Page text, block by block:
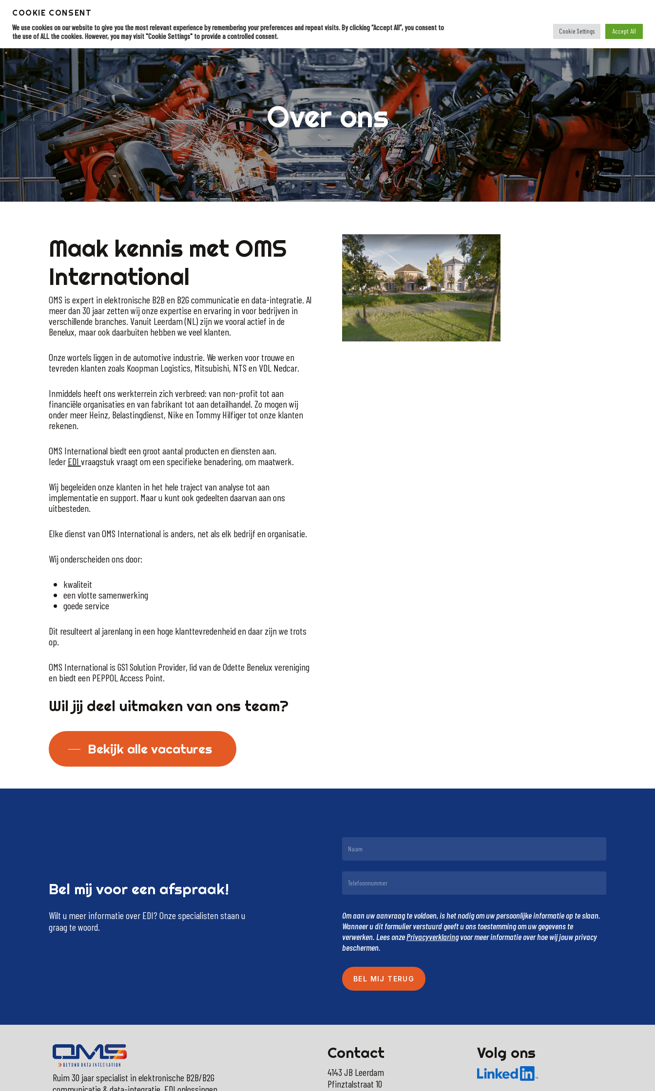
main
content
Over ons
Maak kennis met OMS
International
OMS is expert in elektronische B2B en B2G communicatie en data-integratie. Al
meer dan 30 jaar zetten wij onze expertise en ervaring in voor bedrijven in
verschillende branches. Vanuit Leerdam (NL) zijn we vooral actief in de
Benelux, maar ook daarbuiten hebben we veel klanten.
Onze wortels liggen in de automotive industrie. We werken voor trouwe en
tevreden klanten zoals Koopman Logistics, Mitsubishi, NTS en VDL Nedcar.
Inmiddels heeft ons werkterrein zich verbreed: van non-profit tot aan
financiële organisaties en van fabrikant tot aan detailhandel. Zo mogen wij
onder meer Heinz, Belastingdienst, Nike en Tommy Hilfiger tot onze klanten
rekenen.
OMS International biedt een groot aantal producten en diensten aan.
Ieder EDI vraagstuk vraagt om een specifieke benadering, om maatwerk.
Wij begeleiden onze klanten in het hele traject van analyse tot aan
implementatie en support. Maar u kunt ook gedeelten daarvan aan ons
uitbesteden.
Elke dienst van OMS International is anders, net als elk bedrijf en organisatie.
Wij onderscheiden ons door:
kwaliteit
een vlotte samenwerking
goede service
Dit resulteert al jarenlang in een hoge klanttevredenheid en daar zijn we trots
op.
OMS International is GS1 Solution Provider, lid van de Odette Benelux vereniging
en biedt een PEPPOL Access Point.
Wil jij deel uitmaken van ons team?
Bekijk alle vacatures
Bel mij voor een afspraak!
Wilt u meer informatieover EDI? Onzespecialistenstaanu
graag tewoord.
Om aan uw aanvraag te voldoen, is het nodig om uw persoonlijke informatie op te slaan.
Wanneer u dit formulier verstuurd geeft u ons toestemming om uw gegevens te
verwerken. Lees onzePrivacyverklaringvoor meer informatie over hoe wij jouw privacy
beschermen.
Ruim 30 jaar specialist in elektronische B2B/B2G
Contact
4143 JB Leerdam
Pfinztalstraat 10
Volg ons
COOKIE CONSENT
We use cookies on our website to give you the most relevant experience by remembering your preferences and repeat visits. By clicking “Accept All”, you consent to
the use of ALL the cookies. However, you may visit "Cookie Settings" to provide a controlled consent.
Cookie Settings Accept All